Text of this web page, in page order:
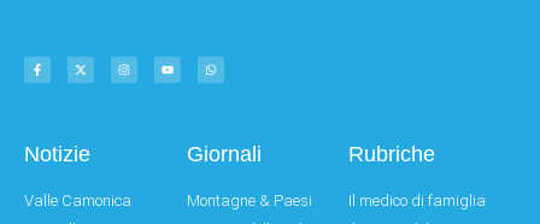
Notizie
Valle Camonica
Giornali
Montagne & Paesi
Rubriche
Il medico di famiglia